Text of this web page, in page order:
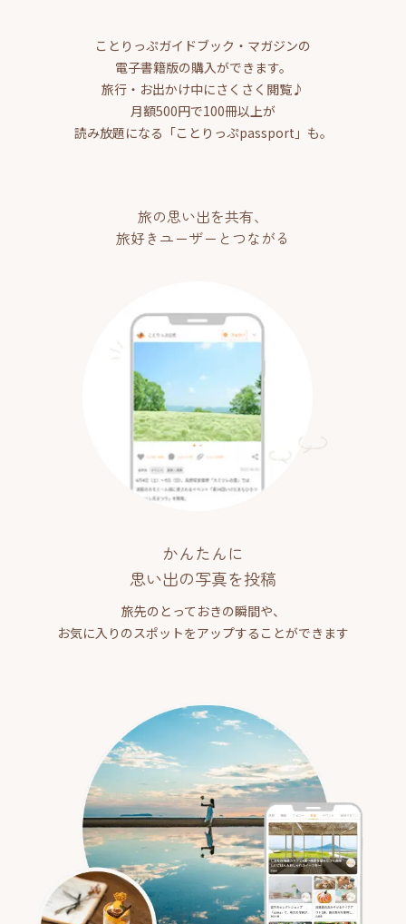
ことりっぷガイドブック・マガジンの
電子書籍版の購入ができます。
旅行・お出かけ中にさくさく閲覧♪
月額500円で100冊以上が
読み放題になる「ことりっぷpassport」も。
旅の思い出を共有、
旅好きユーザーとつながる
かんたんに
思い出の写真を投稿
旅先のとっておきの瞬間や、
お気に入りのスポットをアップすることができます